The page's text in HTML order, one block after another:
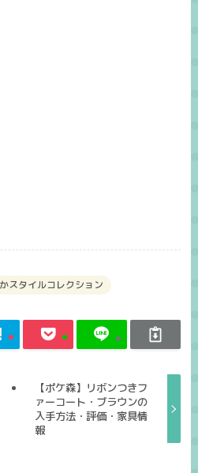
スタイルコレクション
【ポケ森】リボンつきフ
ァーコート・ブラウンの
入手方法・評価・家具情
報